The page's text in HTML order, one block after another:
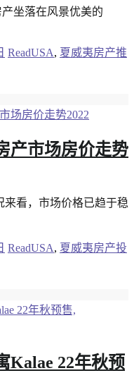
坐落在风景优美的
ReadUSA, 夏威夷房产推
产市场房价走势
来看，市场价格已趋于稳
ReadUSA, 夏威夷房产投
Kalae 22年秋预